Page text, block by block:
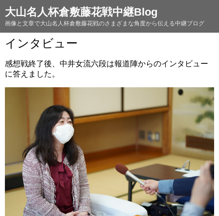
大山名人杯倉敷藤花戦中継Blog
画像と文章で大山名人杯倉敷藤花戦のさまざまな角度から伝える中継ブログ
インタビュー
感想戦終了後、中井女流六段は報道陣からのインタビュー
に答えました。